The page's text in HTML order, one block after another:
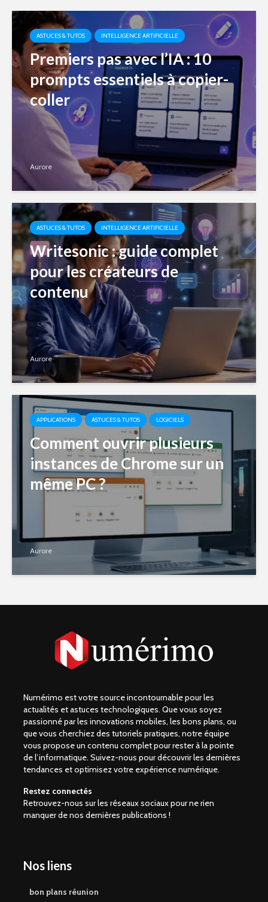
ASTUCES & TUTOS INTELLIGENCE ARTIFICIELLE
Premiers pas avec l’IA : 10
prompts essentiels à copier-
coller
Aurore
ASTUCES & TUTOS INTELLIGENCE ARTIFICIELLE
Writesonic : guide complet
pour les créateurs de
contenu
Aurore
APPLICATIONS ASTUCES & TUTOS LOGICIELS
Comment ouvrir plusieurs
instances de Chrome sur un
même PC ?
Aurore
Numérimo est votre source incontournable pour les
actualités et astuces technologiques. Que vous soyez
passionné par les innovations mobiles, les bons plans, ou
que vous cherchiez des tutoriels pratiques, notre équipe
vous propose un contenu complet pour rester à la pointe
de l’informatique. Suivez-nous pour découvrir les dernières
tendances et optimisez votre expérience numérique.
Restez connectés
Retrouvez-nous sur les réseaux sociaux pour ne rien
manquer de nos dernières publications !
Nos liens
bon plans réunion